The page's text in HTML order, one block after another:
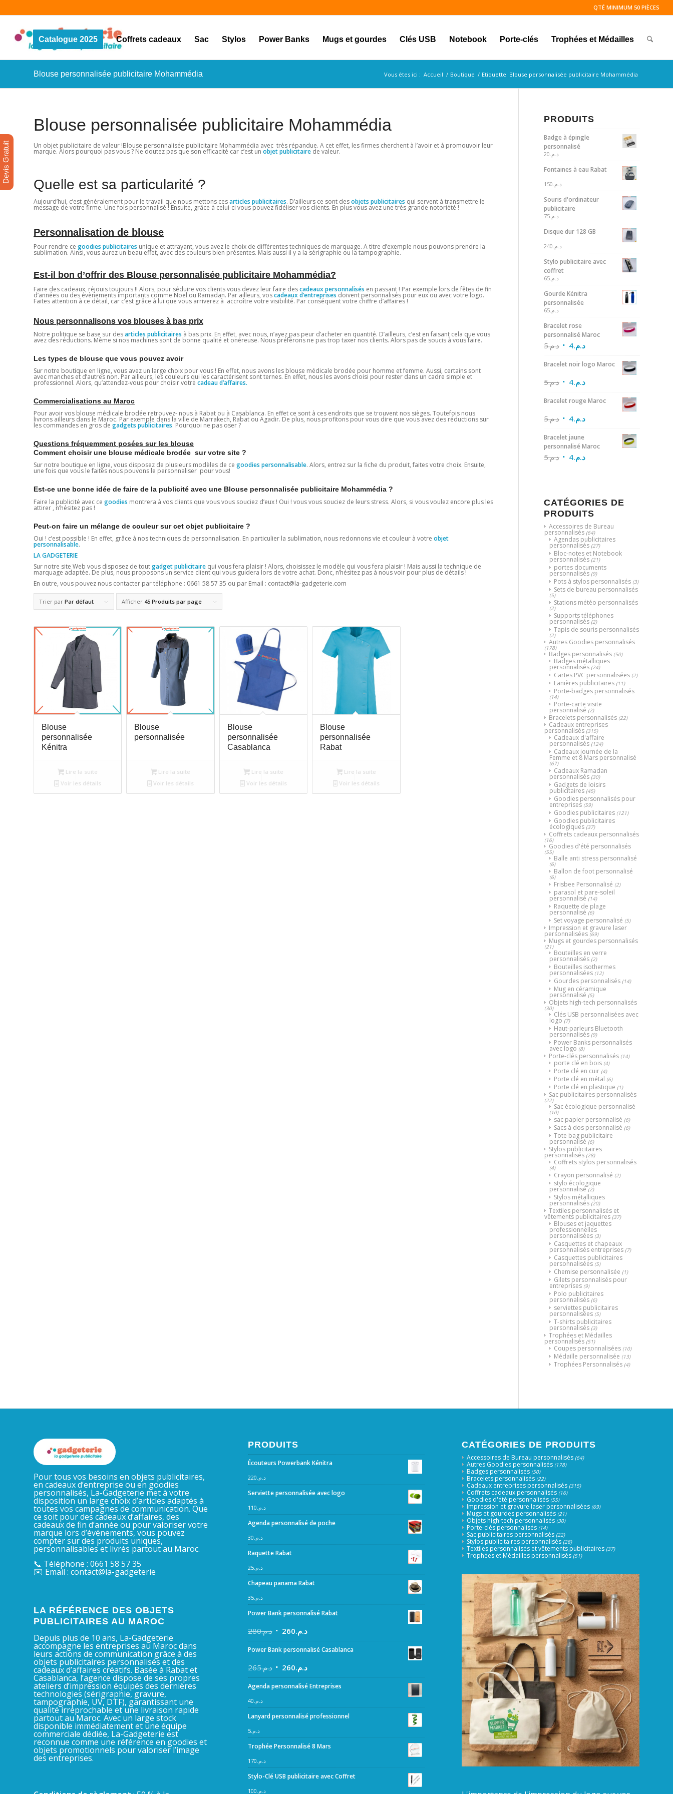
QTÉ MINIMUM 50 PIÈCES
Catalogue 2025 Coffrets cadeaux Sac Stylos Power Banks Mugs et gourdes Clés USB Notebook Porte-clés Trophées et Médailles
Blouse personnalisée publicitaire Mohammédia Vous êtes ici : Accueil / Boutique / Etiquette: Blouse personnalisée publicitaire Mohammédia
Blouse personnalisée publicitaire Mohammédia
Un objet publicitaire de valeur !Blouse personnalisée publicitaire Mohammédia avec très répandue. A cet effet, les firmes cherchent à l’avoir et à promouvoir leur
marque. Alors pourquoi pas vous ? Ne doutez pas que son efficacité car c’est un objetpublicitaire de valeur.
Quelle est sa particularité ?
Aujourd’hui, c’est généralement pour le travail que nous mettons cesarticles publicitaires. D’ailleurs ce sont desobjets publicitaires qui servent à transmettre le
message de votre firme. Une fois personnalisé ! Ensuite, grâce à celui-ci vous pouvez fidéliser vos clients. En plus vous avez une très grande notoriété !
Personnalisation de blouse
Pour rendre ce goodies publicitaires unique et attrayant, vous avez le choix de différentes techniques de marquage. A titre d’exemple nous pouvons prendre la
sublimation. Ainsi, vous aurez un beau effet, avec des couleurs bien présentes. Mais aussi il y a la sérigraphie ou la tampographie.
Est-il bon d’offrir des Blouse personnalisée publicitaire Mohammédia?
Faire des cadeaux, réjouis toujours !! Alors, pour séduire vos clients vous devez leur faire descadeaux personnalisés en passant ! Par exemple lors de fêtes de fin
d’années ou des évènements importants comme Noel ou Ramadan. Par ailleurs, voscadeaux d’entreprises doivent personnalisés pour eux ou avec votre logo.
Faites attention à ce détail, car c’est grâce à lui que vous arriverez à accroître votre visibilité. Par conséquent votre chiffre d’affaires !
Nous personnalisons vos blouses à bas prix
Notre politique se base sur desarticles publicitaires à bas prix. En effet, avec nous, n’ayez pas peur d’acheter en quantité. D’ailleurs, c’est en faisant cela que vous
avez des réductions. Même si nos machines sont de bonne qualité et onéreuse. Nous préférons ne pas trop taxer nos clients. Alors pas de soucis à vous faire.
Les types de blouse que vous pouvez avoir
Sur notre boutique en ligne, vous avez un large choix pour vous ! En effet, nous avons les blouse médicale brodée pour homme et femme. Aussi, certains sont
avec manches et d’autres non. Par ailleurs, les couleurs qui les caractérisent sont ternes. En effet, nous les avons choisi pour rester dans un cadre simple et
professionnel. Alors, qu’attendez-vous pour choisir votre cadeau d’affaires.
Commercialisations au Maroc
Pour avoir vos blouse médicale brodée retrouvez- nous à Rabat ou à Casablanca. En effet ce sont à ces endroits que se trouvent nos sièges. Toutefois nous
livrons ailleurs dans le Maroc. Par exemple dans la ville de Marrakech, Rabat ou Agadir. De plus, nous profitons pour vous dire que vous avez des réductions sur
les commandes en gros de gadgets publicitaires. Pourquoi ne pas oser ?
Questions fréquemment posées sur les blouse
Comment choisir une blouse médicale brodée sur votre site ?
Sur notre boutique en ligne, vous disposez de plusieurs modèles de ce goodies personnalisable. Alors, entrez sur la fiche du produit, faites votre choix. Ensuite,
une fois que vous le faites nous pouvons le personnaliser pour vous!
Est-ce une bonne idée de faire de la publicité avec une Blouse personnalisée publicitaire Mohammédia ?
Faire la publicité avec ce goodies montrera à vos clients que vous vous souciez d’eux ! Oui ! vous vous souciez de leurs stress. Alors, si vous voulez encore plus les
attirer , n’hésitez pas !
Peut-on faire un mélange de couleur sur cet objet publicitaire ?
Oui ! c’est possible ! En effet, grâce à nos techniques de personnalisation. En particulier la sublimation, nous redonnons vie et couleur à votre objet
personnalisable.
LA GADGETERIE
Sur notre site Web vous disposez de toutgadget publicitaire qui vous fera plaisir ! Alors, choisissez le modèle qui vous fera plaisir ! Mais aussi la technique de
marquage adaptée. De plus, nous proposons un service client qui vous guidera lors de votre achat. Donc, n’hésitez pas à nous voir pour plus de détails !
En outre, vous pouvez nous contacter par téléphone : 0661 58 57 35 ou par Email : contact@la-gadgeterie.com
Trier par Par défaut Afficher 45 Produits par page
Blouse
personnalisée
Kénitra
Lire la suite
Voir les détails
Blouse
personnalisée
Lire la suite
Voir les détails
Blouse
personnalisée
Casablanca
Lire la suite
Voir les détails
Blouse
personnalisée
Rabat
Lire la suite
Voir les détails
PRODUITS
Badge à épingle
personnalisé
د.م.20
Fontaines à eau Rabat
د.م.150
Souris d'ordinateur
publicitaire
د.م.75
Disque dur 128 GB
د.م.240
Stylo publicitaire avec
coffret
د.م.65
Gourde Kénitra
personnalisée
د.م.65
Bracelet rose
personnalisé Maroc
د.م.5 د.م.4
Bracelet noir logo Maroc
د.م.5 د.م.4
Bracelet rouge Maroc
د.م.5 د.م.4
Bracelet jaune
personnalisé Maroc
د.م.5 د.م.4
CATÉGORIES DE
PRODUITS
Accessoires de Bureau
personnalisés (64)
Agendas publicitaires
personnalisés (27)
Bloc-notes et Notebook
personnalisés (21)
portes documents
personnalisés (9)
Pots à stylos personnalisés (3)
Sets de bureau personnalisés
(5)
Stations météo personnalisés
(2)
Supports téléphones
personnalisés (2)
Tapis de souris personnalisés
(2)
Autres Goodies personnalisés
(178)
Badges personnalisés (50)
Badges métalliques
personnalisés (24)
Cartes PVC personnalisées (2)
Lanières publicitaires (11)
Porte-badges personnalisés
(14)
Porte-carte visite
personnalisé (2)
Bracelets personnalisés (22)
Cadeaux entreprises
personnalisés (315)
Cadeaux d'affaire
personnalisés (124)
Cadeaux journée de la
Femme et 8 Mars personnalisé
(67)
Cadeaux Ramadan
personnalisés (30)
Gadgets de loisirs
publicitaires (45)
Goodies personnalisés pour
entreprises (59)
Goodies publicitaires (121)
Goodies publicitaires
écologiques (37)
Coffrets cadeaux personnalisés
(16)
Goodies d'été personnalisés
(55)
Balle anti stress personnalisé
(6)
Ballon de foot personnalisé
(6)
Frisbee Personnalisé (2)
parasol et pare-soleil
personnalisé (14)
Raquette de plage
personnalisé (6)
Set voyage personnalisé (5)
Impression et gravure laser
personnalisées (69)
Mugs et gourdes personnalisés
(21)
Bouteilles en verre
personnalisés (2)
Bouteilles isothermes
personnalisées (12)
Gourdes personnalisés (14)
Mug en céramique
personnalisé (5)
Objets high-tech personnalisés
(30)
Clés USB personnalisées avec
logo (7)
Haut-parleurs Bluetooth
personnalisés (9)
Power Banks personnalisés
avec logo (8)
Porte-clés personnalisés (14)
porte clé en bois (4)
Porte clé en cuir (4)
Porte clé en métal (6)
Porte clé en plastique (1)
Sac publicitaires personnalisés
(22)
Sac écologique personnalisé
(10)
sac papier personnalisé (6)
Sacs à dos personnalisé (6)
Tote bag publicitaire
personnalisé (6)
Stylos publicitaires
personnalisés (28)
Coffrets stylos personnalisés
(4)
Crayon personnalisé (2)
stylo écologique
personnalisé (2)
Stylos métalliques
personnalisés (20)
Textiles personnalisés et
vêtements publicitaires (37)
Blouses et jaquettes
professionnelles
personnalisées (3)
Casquettes et chapeaux
personnalisés entreprises (7)
Casquettes publicitaires
personnalisées (5)
Chemise personnalisée (1)
Gilets personnalisés pour
entreprises (9)
Polo publicitaires
personnalisés (6)
serviettes publicitaires
personnalisées (5)
T-shirts publicitaires
personnalisés (3)
Trophées et Médailles
personnalisés (51)
Coupes personnalisées (10)
Médaille personnalisée (13)
Trophées Personnalisés (4)
Pour tous vos besoins en objets publicitaires,
en cadeaux d’entreprise ou en goodies
personnalisés, La-Gadgeterie met à votre
disposition un large choix d’articles adaptés à
toutes vos campagnes de communication. Que
ce soit pour des cadeaux d’affaires, des
cadeaux de fin d’année ou pour valoriser votre
marque lors d’événements, vous pouvez
compter sur des produits uniques,
personnalisables et livrés partout au Maroc.
📞 Téléphone : 0661 58 57 35
✉️ Email : contact@la-gadgeterie
LA RÉFÉRENCE DES OBJETS
PUBLICITAIRES AU MAROC
Depuis plus de 10 ans, La-Gadgeterie
accompagne les entreprises au Maroc dans
leurs actions de communication grâce à des
objets publicitaires personnalisés et des
cadeaux d’affaires créatifs. Basée à Rabat et
Casablanca, l’agence dispose de ses propres
ateliers d’impression équipés des dernières
technologies (sérigraphie, gravure,
tampographie, UV, DTF), garantissant une
qualité irréprochable et une livraison rapide
partout au Maroc. Avec un large stock
disponible immédiatement et une équipe
commerciale dédiée, La-Gadgeterie est
reconnue comme une référence en goodies et
objets promotionnels pour valoriser l’image
des entreprises.
PRODUITS
Écouteurs Powerbank Kénitra
د.م. 220
Serviette personnalisée avec logo
د.م. 110
Agenda personnalisé de poche
د.م. 30
Raquette Rabat
د.م.25
Chapeau panama Rabat
د.م.35
Power Bank personnalisé Rabat
د.م.280 د.م.260
Power Bank personnalisé Casablanca
د.م.265 د.م.260
Agenda personnalisé Entreprises
د.م. 40
Lanyard personnalisé professionnel
د.م.5
Trophée Personnalisé 8 Mars
د.م. 170
Stylo-Clé USB publicitaire avec Coffret
د.م. 100
CATÉGORIES DE PRODUITS
Accessoires de Bureau personnalisés (64)
Autres Goodies personnalisés (178)
Badges personnalisés (50)
Bracelets personnalisés (22)
Cadeaux entreprises personnalisés (315)
Coffrets cadeaux personnalisés (16)
Goodies d'été personnalisés (55)
Impression et gravure laser personnalisées (69)
Mugs et gourdes personnalisés (21)
Objets high-tech personnalisés (30)
Porte-clés personnalisés (14)
Sac publicitaires personnalisés (22)
Stylos publicitaires personnalisés (28)
Textiles personnalisés et vêtements publicitaires (37)
Trophées et Médailles personnalisés (51)
Devis Gratuit